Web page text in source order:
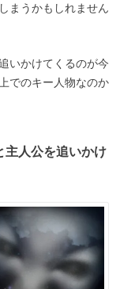
まうかもしれません
いかけてくるのが今
でのキー人物なのか
主人公を追いかけ